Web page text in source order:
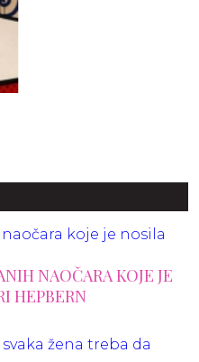
NAOČARA KOJE JE
HEPBERN